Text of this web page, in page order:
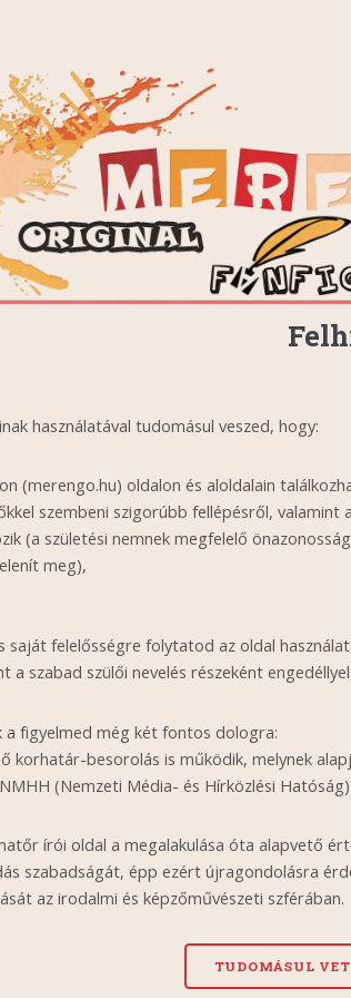
használatával tudomásul veszed, hogy:
(merengo.hu) oldalon és aloldalain
szembeni szigorúbb fellépésről,
(a születési nemnek megfelelő
meg),
saját felelősségre folytatod az oldal
a szabad szülői nevelés részeként
a figyelmed még két fontos dologra:
korhatár-besorolás is működik, melynek
(Nemzeti Média- és Hírközlési
írói oldal a megalakulása óta alapvető
szabadságát, épp ezért újragondolásra
az irodalmi és képzőművészeti szférában.